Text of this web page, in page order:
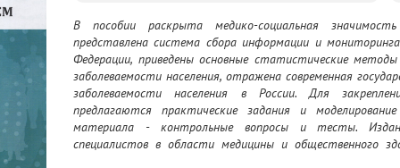
В пособии раскрыта медико-социальная
представлена система сбора информации и
Федерации, приведены основные статистические
заболеваемости населения, отражена современная
заболеваемости населения в России. Для
предлагаются практические задания и
материала - контрольные вопросы и тесты.
специалистов в области медицины и общественного